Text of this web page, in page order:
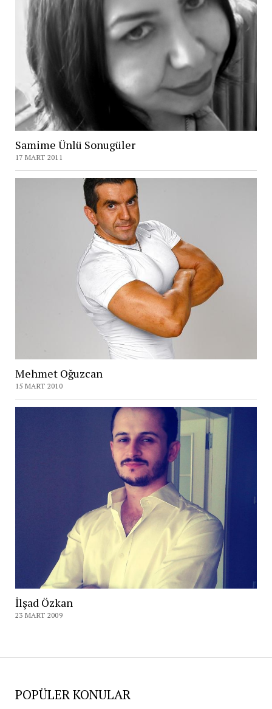
POPÜLER KONULAR
Samime Ünlü Sonugüler
17 MART 2011
Mehmet Oğuzcan
15 MART 2010
İlşad Özkan
23 MART 2009